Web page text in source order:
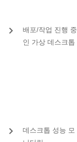
배포/작업 진행 중
인 가상 데스크톱
데스크톱 성능 모